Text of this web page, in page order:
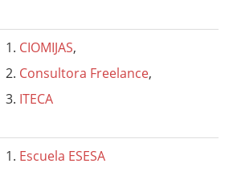
CIOMIJAS,
Consultora Freelance,
ITECA
Escuela ESESA